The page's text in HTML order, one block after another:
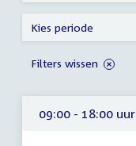
09:00 - 18:00 uur
Kies periode
Filters wissen